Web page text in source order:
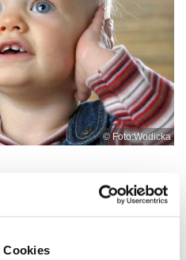
Cookies
© Foto:Wodicka
2026, 15:00 Uhr